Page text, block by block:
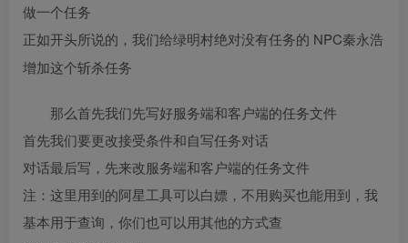
做一个任务
正如开头所说的，我们给绿明村绝对没有任务的 NPC秦永浩
增加这个斩杀任务
那么首先我们先写好服务端和客户端的任务文件
首先我们要更改接受条件和自写任务对话
对话最后写，先来改服务端和客户端的任务文件
注：这里用到的阿星工具可以白嫖，不用购买也能用到，我
基本用于查询，你们也可以用其他的方式查